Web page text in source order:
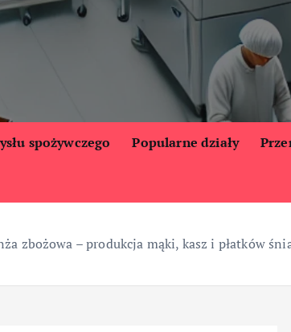
spożywczego Popularne działy
zbożowa – produkcja mąki, kasz i płatków